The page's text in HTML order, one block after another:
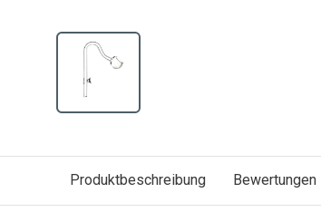
Produktbeschreibung Bewertungen